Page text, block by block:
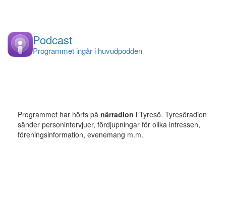
Podcast
Programmet ingår i huvudpodden
Programmet har hörts på närradion i Tyresö. Tyresöradion
sänder personintervjuer, fördjupningar för olika intressen,
föreningsinformation, evenemang m.m.